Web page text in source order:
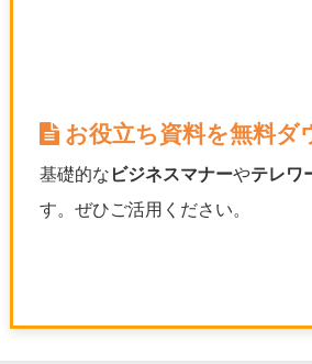
お役立ち資料を無料ダ
基礎的な ビジネスマナーやテレワ
す。ぜひご活用ください。